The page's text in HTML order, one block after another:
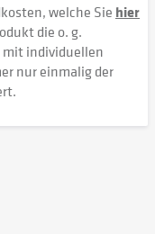
welche Sie hier
die o. g.
mit individuellen
nur einmalig der